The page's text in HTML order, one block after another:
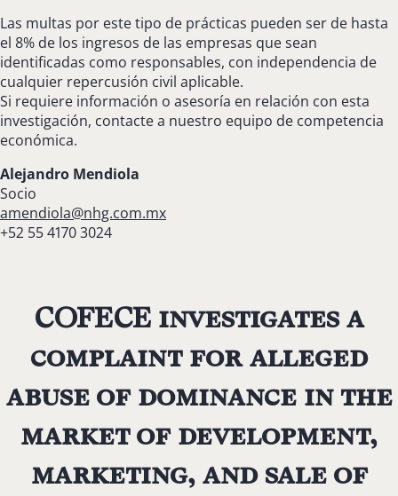
Las multas por este tipo de prácticas pueden ser de hasta
el 8% de los ingresos de las empresas que sean
identificadas como responsables, con independencia de
cualquier repercusión civil aplicable.
Si requiere información o asesoría en relación con esta
investigación, contacte a nuestro equipo de competencia
económica.
Alejandro Mendiola
Socio
amendiola@nhg.com.mx
+52 55 4170 3024
COFECE investigates a
complaint for alleged
abuse of dominance in the
market of development,
marketing, and sale of